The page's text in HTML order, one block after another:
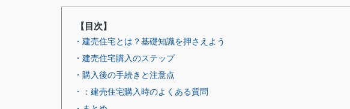
【目次】
・建売住宅とは？基礎知識を押さえよう
・建売住宅購入のステップ
・購入後の手続きと注意点
・：建売住宅購入時のよくある質問